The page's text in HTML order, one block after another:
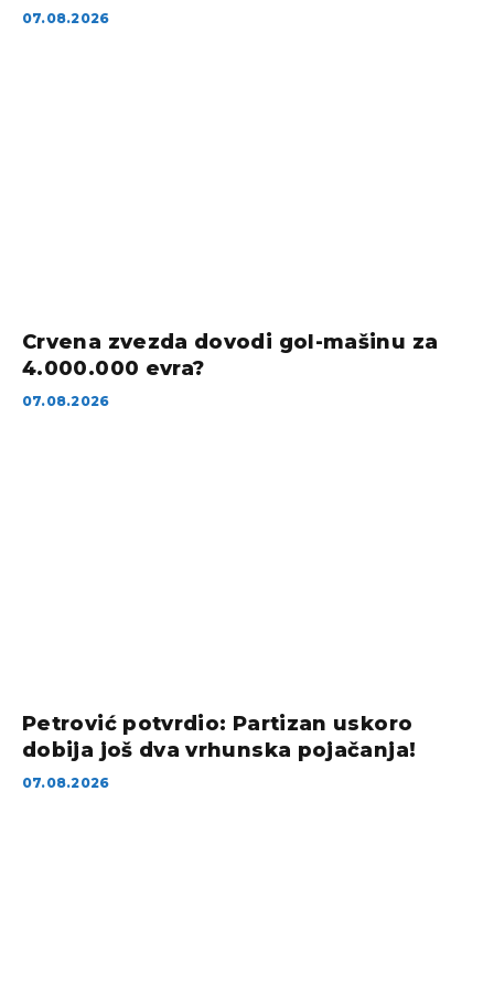
07.08.2026
Crvena zvezda dovodi gol-mašinu za
4.000.000 evra?
07.08.2026
Petrović potvrdio: Partizan uskoro
dobija još dva vrhunska pojačanja!
07.08.2026